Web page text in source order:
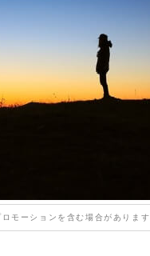
モーションを含む場合があります